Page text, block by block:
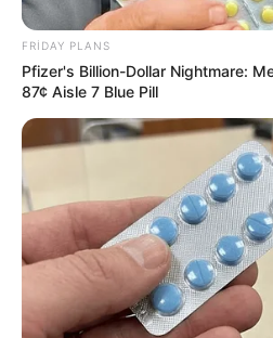
89
13:06 / 06 Avqust 2026
FRIDAY PLANS
Pfizer's Billion-Dollar Nightmare:
87¢ Aisle 7 Blue Pill